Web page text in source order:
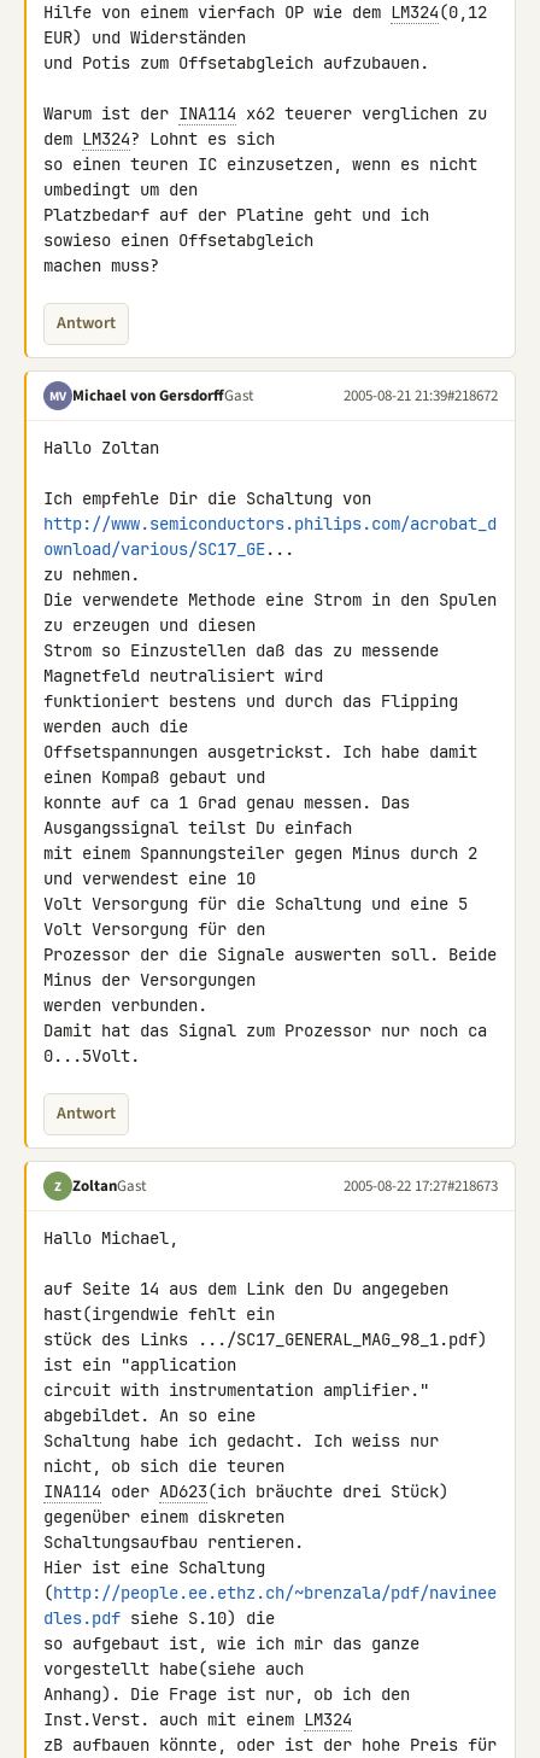
Hilfe von einem vierfach OP wie dem LM324(0,12
EUR) und Widerständen
und Potis zum Offsetabgleich aufzubauen.
Warum ist der INA114 x62 teuerer verglichen zu
dem LM324? Lohnt es sich
so einen teuren IC einzusetzen, wenn es nicht
umbedingt um den
Platzbedarf auf der Platine geht und ich
sowieso einen Offsetabgleich
machen muss?
Antwort
MV Michael von GersdorffGast 2005-08-21 21:39#218672
Hallo Zoltan
http://www.semiconductors.philips.com/acrobat_d
ownload/various/SC17_GE...
zu nehmen.
Die verwendete Methode eine Strom in den Spulen
zu erzeugen und diesen
Strom so Einzustellen daß das zu messende
Magnetfeld neutralisiert wird
funktioniert bestens und durch das Flipping
werden auch die
Offsetspannungen ausgetrickst. Ich habe damit
einen Kompaß gebaut und
konnte auf ca 1 Grad genau messen. Das
Ausgangssignal teilst Du einfach
mit einem Spannungsteiler gegen Minus durch 2
und verwendest eine 10
Volt Versorgung für die Schaltung und eine 5
Volt Versorgung für den
Prozessor der die Signale auswerten soll. Beide
Minus der Versorgungen
werden verbunden.
Damit hat das Signal zum Prozessor nur noch ca
0...5Volt.
Antwort
Z ZoltanGast 2005-08-22 17:27#218673
Hallo Michael,
auf Seite 14 aus dem Link den Du angegeben
hast(irgendwie fehlt ein
stück des Links .../SC17_GENERAL_MAG_98_1.pdf)
ist ein "application
circuit with instrumentation amplifier."
abgebildet. An so eine
Schaltung habe ich gedacht. Ich weiss nur
INA114 oder AD623(ich bräuchte drei Stück)
gegenüber einem diskreten
Schaltungsaufbau rentieren.
Hier ist eine Schaltung
(http://people.ee.ethz.ch/~brenzala/pdf/navinee
dles.pdf siehe S.10) die
so aufgebaut ist, wie ich mir das ganze
vorgestellt habe(siehe auch
Anhang). Die Frage ist nur, ob ich den
Inst.Verst. auch mit einem LM324
zB aufbauen könnte, oder ist der hohe Preis für